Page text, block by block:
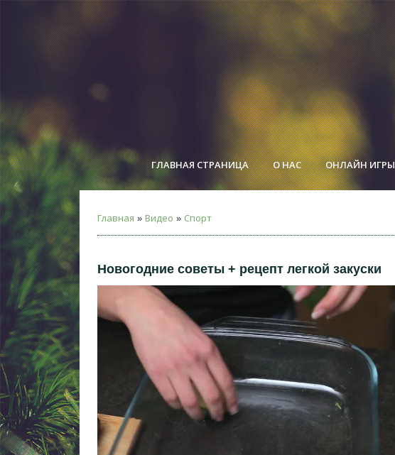
ГЛАВНАЯ СТРАНИЦА О НАС ОНЛАЙН ИГРЫ
Главная » Видео » Спорт
Новогодние советы + рецепт легкой закуски